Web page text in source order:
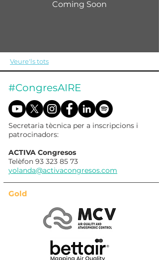
Coming Soon
Veure'ls tots
#CongresAIRE
Secretaria tècnica per a inscripcions i
patrocinadors:
ACTIVA Congresos
Telèfon 93 323 85 73
yolanda@activacongresos.com
Gold